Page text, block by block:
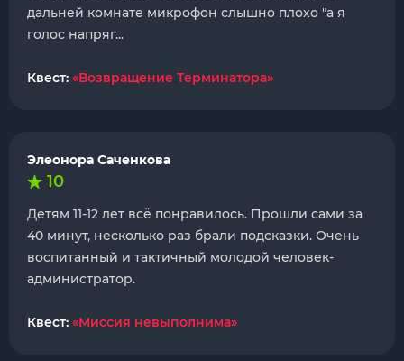
дальней комнате микрофон слышно плохо "а я
голос напряг...
Квест: «Возвращение Терминатора»
Элеонора Саченкова
10
Детям 11-12 лет всё понравилось. Прошли сами за
40 минут, несколько раз брали подсказки. Очень
воспитанный и тактичный молодой человек-
администратор.
Квест: «Миссия невыполнима»